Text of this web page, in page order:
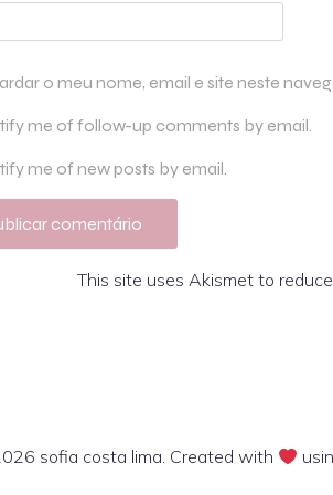
o meu nome, email e site neste
me of follow-up comments by email.
me of new posts by email.
This site uses Akismet to
sofia costa lima. Created with